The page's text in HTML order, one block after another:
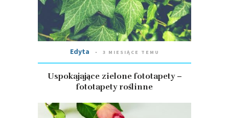
Edyta 3 MIESIĄCE TEMU
Uspokajające zielone fototapety –
fototapety roślinne